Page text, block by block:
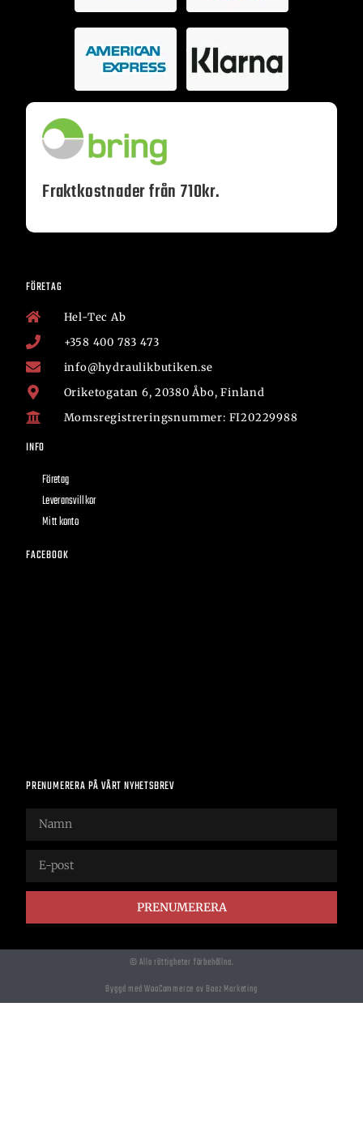
Fraktkostnader från 710kr.
FÖRETAG
Hel-Tec Ab
+358 400 783 473
info@hydraulikbutiken.se
Oriketogatan 6, 20380 Åbo, Finland
Momsregistreringsnummer: FI20229988
INFO
Företag
Leveransvillkor
Mitt konto
FACEBOOK
PRENUMERERA PÅ VÅRT NYHETSBREV
PRENUMERERA
© Alla rättigheter förbehållna.
Byggd med WooCommerce av Boaz Marketing